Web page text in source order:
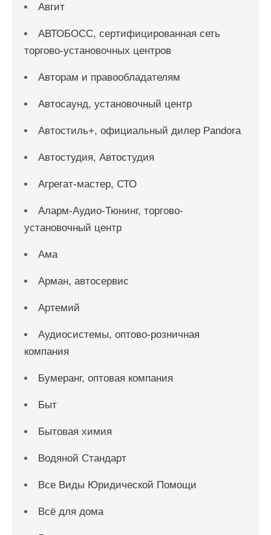
Авгит
АВТОБОСС, сертифицированная сеть
торгово-установочных центров
Авторам и правообладателям
Автосаунд, установочный центр
Автостиль+, официальный дилер Pandora
Автостудия, Автостудия
Агрегат-мастер, СТО
Аларм-Аудио-Тюнинг, торгово-
установочный центр
Ама
Арман, автосервис
Артемий
Аудиосистемы, оптово-розничная
компания
Бумеранг, оптовая компания
Быт
Бытовая химия
Водяной Стандарт
Все Виды Юридической Помощи
Всё для дома